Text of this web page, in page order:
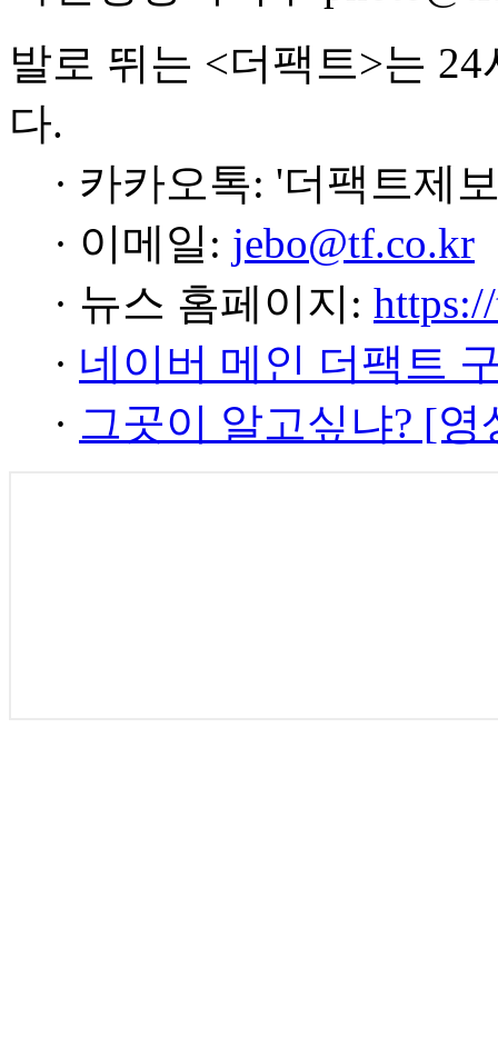
발로 뛰는 <더팩트>는
다.
· 카카오톡: '더팩트제
· 이메일: jebo@tf.co.kr
· 뉴스 홈페이지:
· 네이버 메인 더팩트
· 그곳이 알고싶냐? [